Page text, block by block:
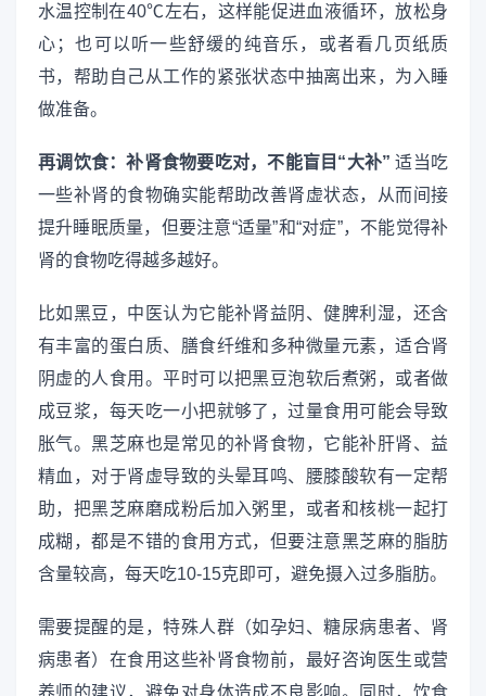
水温控制在40℃左右，这样能促进血液循环，放松身
心；也可以听一些舒缓的纯音乐，或者看几页纸质
书，帮助自己从工作的紧张状态中抽离出来，为入睡
做准备。
再调饮食：补肾食物要吃对，不能盲目“大补” 适当吃
一些补肾的食物确实能帮助改善肾虚状态，从而间接
提升睡眠质量，但要注意“适量”和“对症”，不能觉得补
肾的食物吃得越多越好。
比如黑豆，中医认为它能补肾益阴、健脾利湿，还含
有丰富的蛋白质、膳食纤维和多种微量元素，适合肾
阴虚的人食用。平时可以把黑豆泡软后煮粥，或者做
成豆浆，每天吃一小把就够了，过量食用可能会导致
胀气。黑芝麻也是常见的补肾食物，它能补肝肾、益
精血，对于肾虚导致的头晕耳鸣、腰膝酸软有一定帮
助，把黑芝麻磨成粉后加入粥里，或者和核桃一起打
成糊，都是不错的食用方式，但要注意黑芝麻的脂肪
含量较高，每天吃10-15克即可，避免摄入过多脂肪。
需要提醒的是，特殊人群（如孕妇、糖尿病患者、肾
病患者）在食用这些补肾食物前，最好咨询医生或营